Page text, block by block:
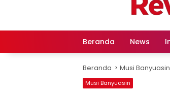
Beranda News
Beranda Musi Banyuasin
Musi Banyuasin